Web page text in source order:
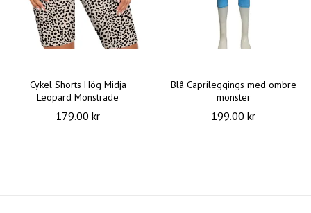
Cykel Shorts Hög Midja
Leopard Mönstrade
179.00 kr
Blå Caprileggings med ombre
mönster
199.00 kr